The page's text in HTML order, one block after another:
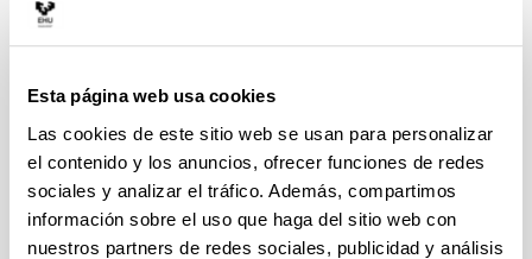
Esta página web usa cookies
Las cookies de este sitio web se usan para personalizar
el contenido y los anuncios, ofrecer funciones de redes
sociales y analizar el tráfico. Además, compartimos
información sobre el uso que haga del sitio web con
nuestros partners de redes sociales, publicidad y análisis
Anexo 2: Listado de solicitudes
Plazo de subsanación: del 14 al 20
de noviembre de 2025
Anexo 3: Listado de solicitudesexcluidas